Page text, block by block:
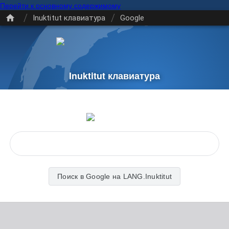
Перейти к основному содержимому
/ Inuktitut клавиатура / Google
Inuktitut клавиатура
Поиск в Google на LANG.Inuktitut